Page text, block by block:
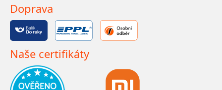
Doprava
Naše certifikáty